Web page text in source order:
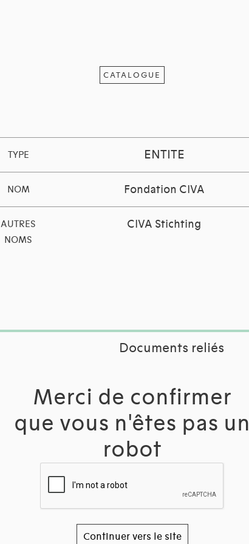
CATALOGUE
TYPE ENTITE
NOM Fondation CIVA
AUTRES
NOMS
CIVA Stichting
Documents reliés
Merci de confirmer
que vous n'êtes pas un
robot
Continuer vers le site